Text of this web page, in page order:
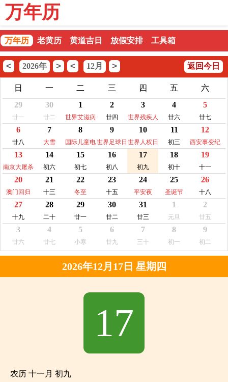
万年历
万年历 老黄历 黄道吉日 放假安排 工具箱
< 2026年 > < 12月 > 返回今日
日 一 二 三 四 五
六
29
廿一
30
廿二
1
世界艾滋病
日
2
廿四
3
世界残疾人
日
4
廿六
5
廿七
6
廿八
7
大雪
8
国际儿童电
视日
9
世界足球日
10
世界人权日
11
初三
12
西安事变纪
念日
13
南京大屠杀
纪念日
14
初六
15
初七
16
初八
17
初九
18
初十
19
十一
20
澳门回归
21
十三
22
冬至
23
十五
24
平安夜
25
圣诞节
26
十八
27
十九
28
二十
29
廿一
30
廿二
31
廿三
1
元旦
2
廿五
3
廿六
4
廿七
5
小寒
6
廿九
7
三十
8
初一
9
初二
2026年12月17日 星期四
17
农历 十一月 初九